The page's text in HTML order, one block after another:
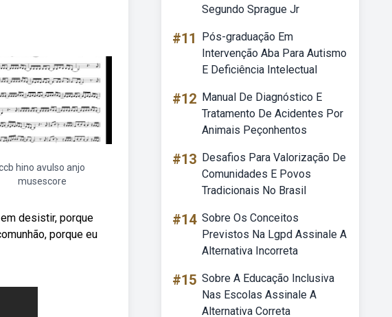
hino avulso anjo
musescore
desistir, porque
porque eu
Segundo Sprague Jr
#11
Pós-graduação Em
Intervenção Aba Para Autismo
E Deficiência Intelectual
#12 Manual De Diagnóstico E
Tratamento De Acidentes Por
Animais Peçonhentos
#13 Desafios Para Valorização De
Comunidades E Povos
Tradicionais No Brasil
#14 Sobre Os Conceitos
Previstos Na Lgpd Assinale A
Alternativa Incorreta
#15 Sobre A Educação Inclusiva
Nas Escolas Assinale A
Alternativa Correta